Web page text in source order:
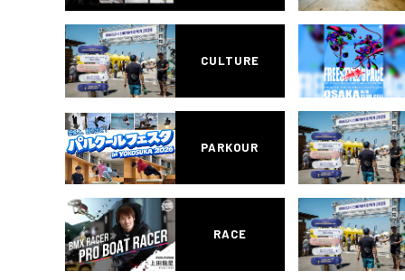
CULTURE
PARKOUR
RACE